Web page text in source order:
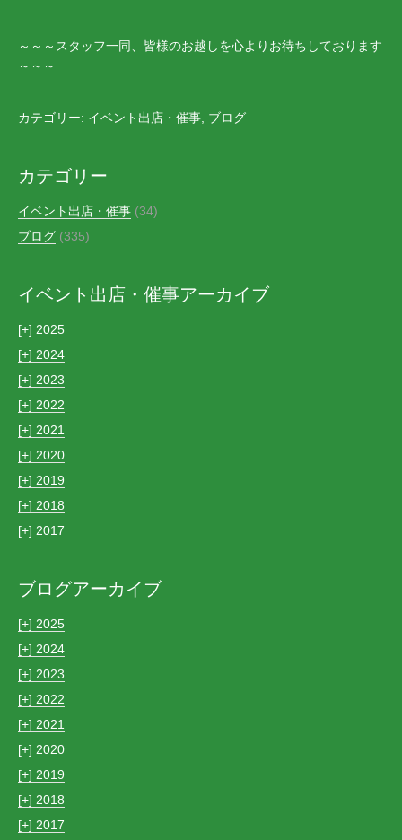
～～～スタッフ一同、皆様のお越しを心よりお待ちしております
～～～
カテゴリー: イベント出店・催事 ブログ
カテゴリー
イベント出店・催事 (34)
ブログ (335)
イベント出店・催事アーカイブ
[+] 2025
[+] 2024
[+] 2023
[+] 2022
[+] 2021
[+] 2020
[+] 2019
[+] 2018
[+] 2017
ブログアーカイブ
[+] 2025
[+] 2024
[+] 2023
[+] 2022
[+] 2021
[+] 2020
[+] 2019
[+] 2018
[+] 2017